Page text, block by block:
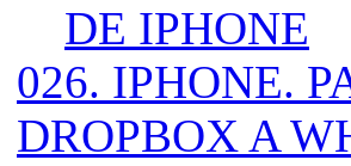
DE IPHONE
026. IPHONE.
DROPBOX A